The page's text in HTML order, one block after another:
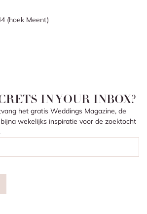
(hoek Meent)
IN YOUR INBOX?
het gratis Weddings Magazine, de
wekelijks inspiratie voor de zoektocht